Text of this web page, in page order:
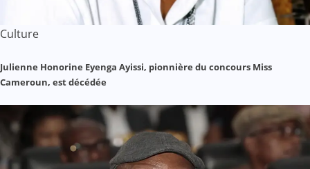
Culture
Julienne Honorine Eyenga Ayissi, pionnière du concours Miss
Cameroun, est décédée